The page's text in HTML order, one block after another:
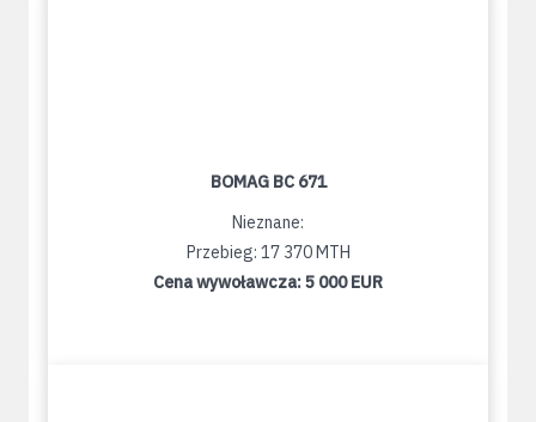
BOMAG BC 671
Nieznane:
Przebieg: 17 370 MTH
Cena wywoławcza:5 000 EUR